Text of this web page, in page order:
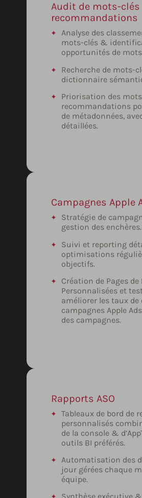
Audit de mots-
recommandations
Analyse des
mots-clés &
opportunités de
Recherche de mots-
dictionnaire
Priorisation des
recommandations
de métadonnées,
détaillées.
Campagnes Apple
Stratégie de
gestion des enchères.
Suivi et reporting
optimisations
objectifs.
Création de Pages
Personnalisées et
améliorer les taux de
campagnes Apple
des campagnes.
Rapports ASO
Tableaux de bord de
personnalisés
de la console &
outils BI préférés.
Automatisation des
jour gérées chaque
équipe.